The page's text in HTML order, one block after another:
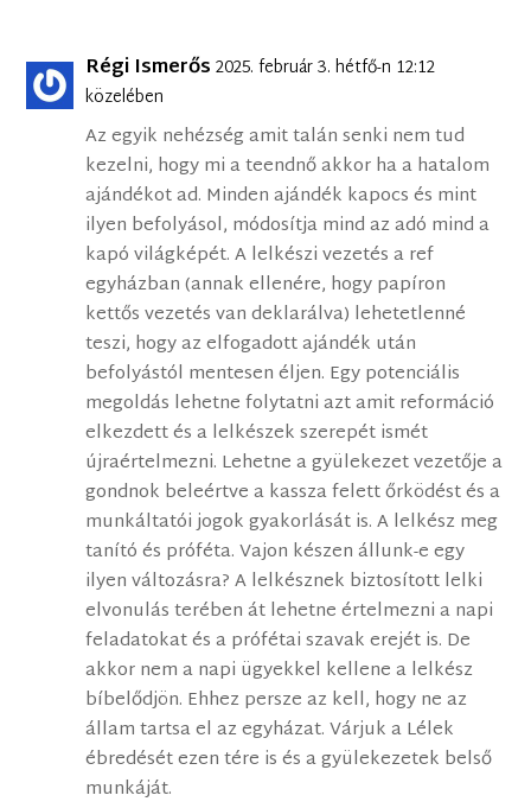
Régi Ismerős 2025. február 3. hétfő-n 12:12
közelében
Az egyik nehézség amit talán senki nem tud
kezelni, hogy mi a teendnő akkor ha a hatalom
ajándékot ad. Minden ajándék kapocs és mint
ilyen befolyásol, módosítja mind az adó mind a
kapó világképét. A lelkészi vezetés a ref
egyházban (annak ellenére, hogy papíron
kettős vezetés van deklarálva) lehetetlenné
teszi, hogy az elfogadott ajándék után
befolyástól mentesen éljen. Egy potenciális
megoldás lehetne folytatni azt amit reformáció
elkezdett és a lelkészek szerepét ismét
újraértelmezni. Lehetne a gyülekezet vezetője a
gondnok beleértve a kassza felett őrködést és a
munkáltatói jogok gyakorlását is. A lelkész meg
tanító és próféta. Vajon készen állunk-e egy
ilyen változásra? A lelkésznek biztosított lelki
elvonulás terében át lehetne értelmezni a napi
feladatokat és a prófétai szavak erejét is. De
akkor nem a napi ügyekkel kellene a lelkész
bíbelődjön. Ehhez persze az kell, hogy ne az
állam tartsa el az egyházat. Várjuk a Lélek
ébredését ezen tére is és a gyülekezetek belső
munkáját.